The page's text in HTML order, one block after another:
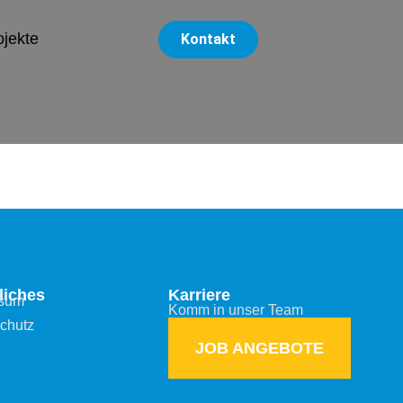
Kontakt
Karriere
Komm in unser Team
JOB ANGEBOTE